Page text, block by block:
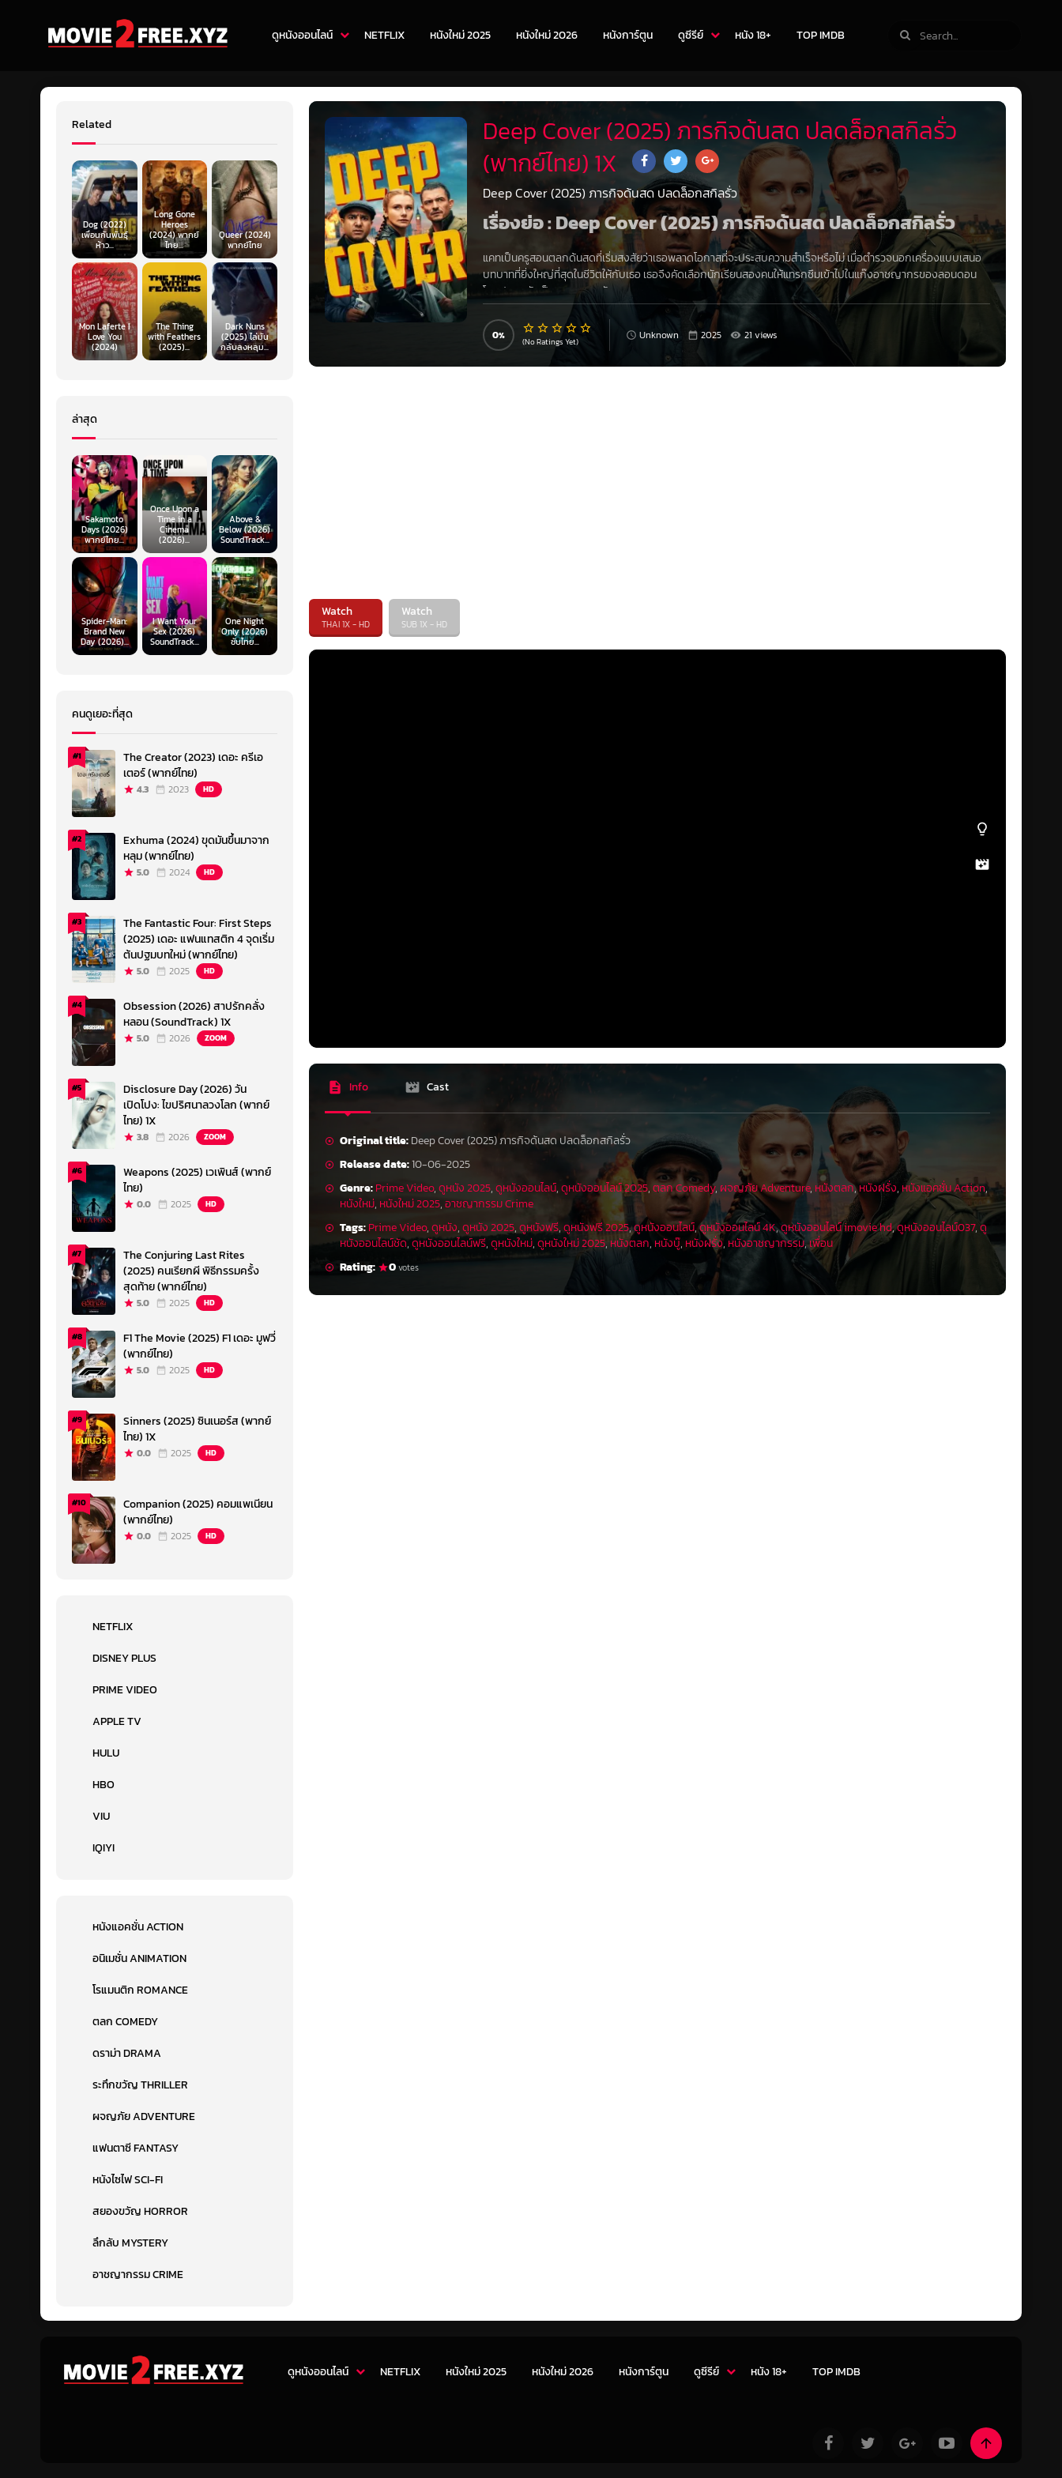
ดูหนังออนไลน์ NETFLIX หนังใหม่ 2025 หนังใหม่ 2026 หนังการ์ตูน ดูซีรีย์ หนัง 18+ TOP IMDB
Deep Cover (2025) ภารกิจด้นสด ปลดล็อกสกิลรั่ว
(พากย์ไทย) 1X
Deep Cover (2025) ภารกิจด้นสด ปลดล็อกสกิลรั่ว
เรื่องย่อ : Deep Cover (2025) ภารกิจด้นสด ปลดล็อกสกิลรั่ว
แคทเป็นครูสอนตลกด้นสดที่เริ่มสงสัยว่าเธอพลาดโอกาสที่จะประสบความสำเร็จหรือไม่เมื่อตำรวจนอกเครื่องแบบเสนอ
บทบาทที่ยิ่งใหญ่ที่สุดในชีวิตให้กับเธอ เธอจึงคัดเลือกนักเรียนสองคนให้แทรกซึมเข้าไปในแก๊งอาชญากรของลอนดอน
โดยปลอมตัวเป็นอาชญากรอันตราย
0 (No Ratings Yet) Unknown 2025 21 views
Watch
THAI 1X - HD
Watch
SUB 1X - HD
Info Cast
Original title:Deep Cover (2025) ภารกิจด้นสด ปลดล็อกสกิลรั่ว
Release date:10-06-2025
Genre:Prime Video,ดูหนัง 2025,ดูหนังออนไลน์,ดูหนังออนไลน์ 2025,ตลก Comedy, ผจญภัย Adventure, หนังตลก,หนังฝรั่ง, หนังแอคชั่น Action,
หนังใหม่, หนังใหม่ 2025,อาชญากรรม Crime
Tags:Prime Video,ดูหนัง,ดูหนัง 2025,ดูหนังฟรี,ดูหนังฟรี 2025,ดูหนังออนไลน์,ดูหนังออนไลน์ 4K,ดูหนังออนไลน์ imovie hd,ดูหนังออนไลน์037,ดู
หนังออนไลน์ชัด,ดูหนังออนไลน์ฟรี,ดูหนังใหม่,ดูหนังใหม่ 2025,หนังตลก, หนังบู๊, หนังฝรั่ง, หนังอาชญากรรม,เพื่อน
Rating:
0votes
Related
Dog (2022)
เพื่อนกันพันธุ์
ห้าว...
Long Gone
Heroes
(2024) พากย์
ไทย...
Queer (2024)
พากย์ไทย
Mon Laferte I
Love You
(2024)
The Thing
with Feathers
(2025)...
Dark Nuns
(2025) ไล่มัน
กลับลงหลุม...
ล่าสุด
Sakamoto
Days (2026)
พากย์ไทย...
Once Upon a
Time in a
Cinema
(2026)...
Above &
Below (2026)
SoundTrack...
Spider-Man:
Brand New
Day (2026)...
I Want Your
Sex (2026)
SoundTrack...
One Night
Only (2026)
ซับไทย...
คนดูเยอะที่สุด
#1
The Creator (2023) เดอะ ครีเอ
เตอร์ (พากย์ไทย)
4.3 2023 HD
#2
Exhuma (2024) ขุดมันขึ้นมาจาก
หลุม (พากย์ไทย)
5.0 2024 HD
#3
The Fantastic Four: First Steps
(2025) เดอะ แฟนแทสติก 4 จุดเริ่ม
ต้นปฐมบทใหม่ (พากย์ไทย)
5.0 2025 HD
#4
Obsession (2026) สาปรักคลั่ง
หลอน (SoundTrack) 1X
5.0 2026 ZOOM
#5
Disclosure Day (2026) วัน
เปิดโปง: ไขปริศนาลวงโลก (พากย์
ไทย) 1X
3.8 2026 ZOOM
#6
Weapons (2025) เวเพินส์ (พากย์
ไทย)
0.0 2025 HD
#7
The Conjuring Last Rites
(2025) คนเรียกผี พิธีกรรมครั้ง
สุดท้าย (พากย์ไทย)
5.0 2025 HD
#8
F1 The Movie (2025) F1 เดอะ มูฟวี่
(พากย์ไทย)
5.0 2025 HD
#9
Sinners (2025) ซินเนอร์ส (พากย์
ไทย) 1X
0.0 2025 HD
#10
Companion (2025) คอมแพเนียน
(พากย์ไทย)
0.0 2025 HD
NETFLIX
DISNEY PLUS
PRIME VIDEO
APPLE TV
HULU
HBO
VIU
IQIYI
หนังแอคชั่น ACTION
อนิเมชั่น ANIMATION
โรแมนติก ROMANCE
ตลก COMEDY
ดราม่า DRAMA
ระทึกขวัญ THRILLER
ผจญภัย ADVENTURE
แฟนตาซี FANTASY
หนังไซไฟ SCI-FI
สยองขวัญ HORROR
ลึกลับ MYSTERY
อาชญากรรม CRIME
ดูหนังออนไลน์ NETFLIX หนังใหม่ 2025 หนังใหม่ 2026 หนังการ์ตูน ดูซีรีย์ หนัง 18+ TOP IMDB